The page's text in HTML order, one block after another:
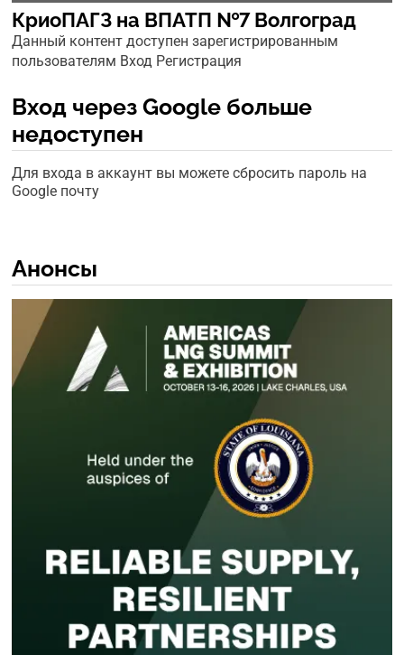
КриоПАГЗ на ВПАТП №7 Волгоград
Данный контент доступен зарегистрированным
пользователям Вход Регистрация
Вход через Google больше
недоступен
Для входа в аккаунт вы можете сбросить пароль на
Google почту
Анонсы